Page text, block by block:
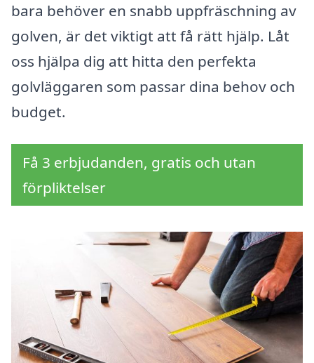
bara behöver en snabb uppfräschning av
golven, är det viktigt att få rätt hjälp. Låt
oss hjälpa dig att hitta den perfekta
golvläggaren som passar dina behov och
budget.
Få 3 erbjudanden, gratis och utan
förpliktelser